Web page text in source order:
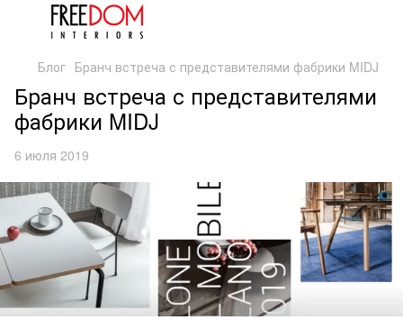
Блог Бранч встреча с представителями фабрики MIDJ
Бранч встреча с представителями
фабрики MIDJ
6 июля 2019